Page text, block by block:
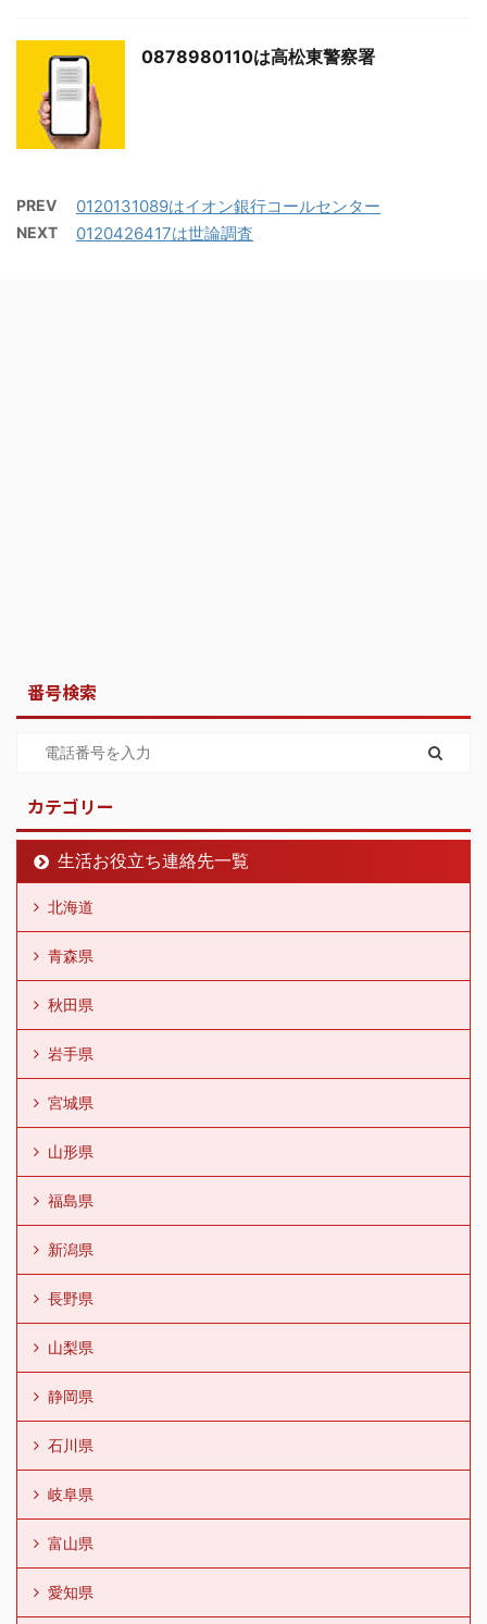
0878980110は高松東警察署
PREV 0120131089はイオン銀行コールセンター
NEXT 0120426417は世論調査
番号検索
カテゴリー
生活お役立ち連絡先一覧
北海道
青森県
秋田県
岩手県
宮城県
山形県
福島県
新潟県
長野県
山梨県
静岡県
石川県
岐阜県
富山県
愛知県